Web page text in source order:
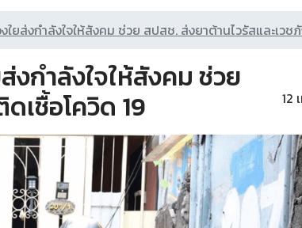
ใยส่งกำลังใจให้สังคม ช่วย สปสช. ส่งยาต้านไวรัสและเวช
งกำลังใจให้สังคม ช่วย
เชื้อโควิด 19 12